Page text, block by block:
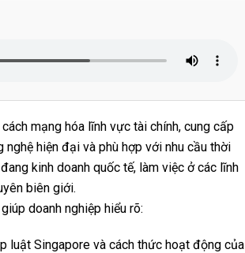
mạng hóa lĩnh vực tài chính, cung cấp
hiện đại và phù hợp với nhu cầu thời
kinh doanh quốc tế, làm việc ở các lĩnh
biên giới.
doanh nghiệp hiểu rõ:
luật Singapore và cách thức hoạt động của